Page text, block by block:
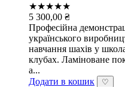
★★★★★
5 300,00 ₴
Професійна
українського
навчання шахів у
клубах. Ламіноване
а...
Додати в кошик
♡